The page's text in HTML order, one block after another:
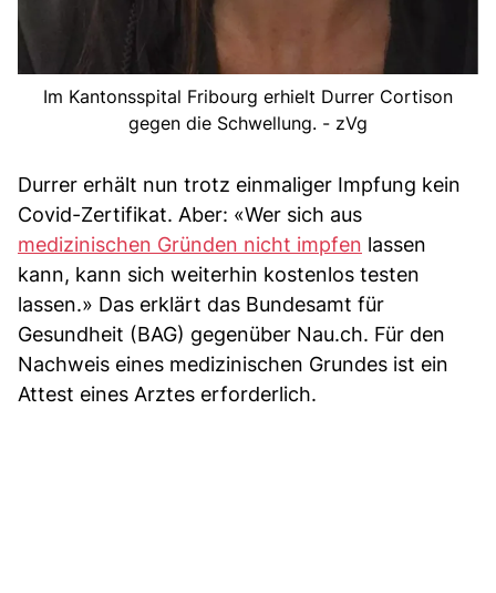
Im Kantonsspital Fribourg erhielt Durrer Cortison
gegen die Schwellung. - zVg
Durrer erhält nun trotz einmaliger Impfung kein
Covid-Zertifikat. Aber: «Wer sich aus
medizinischen Gründen nicht impfen lassen
kann, kann sich weiterhin kostenlos testen
lassen.» Das erklärt das Bundesamt für
Gesundheit (BAG) gegenüber Nau.ch. Für den
Nachweis eines medizinischen Grundes ist ein
Attest eines Arztes erforderlich.